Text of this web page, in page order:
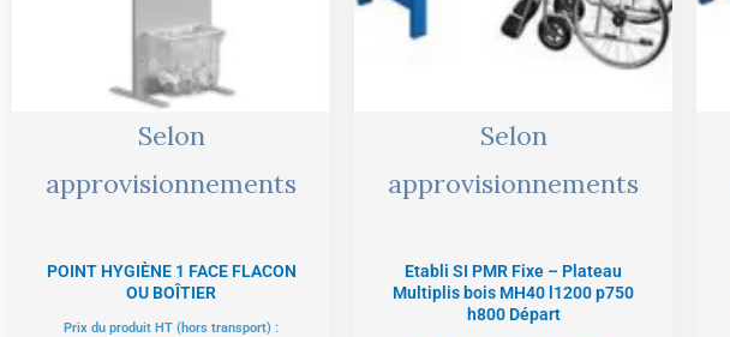
Selon
approvisionnements
POINT HYGIÈNE 1 FACE FLACON
OU BOÎTIER
Prix du produit HT (hors transport) :
Selon
approvisionnements
Etabli SI PMR Fixe – Plateau
Multiplis bois MH40 l1200 p750
h800 Départ